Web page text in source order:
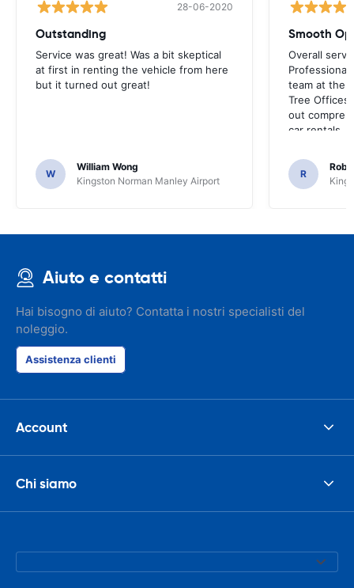
28-06-2020
Outstanding
Service was great! Was a bit skeptical
at first in renting the vehicle from here
but it turned out great!
W
William Wong
Kingston Norman Manley Airport
Smooth
Overall
team at the
Tree
out
car rentals.
R
Aiuto e contatti
Hai bisogno di aiuto? Contatta i nostri specialisti del
noleggio.
Assistenza clienti
Account
Chi siamo